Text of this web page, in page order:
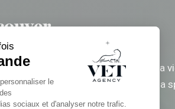
du Consentement :
le
sociaux et d'analyser notre trafic.
notamment en raison du coût de la
des primes selon l’expérience et la